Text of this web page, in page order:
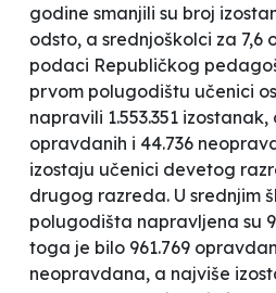
godine smanjili su broj
odsto, a srednjoškolci za 7,6
podaci Republičkog
prvom polugodištu učenici
napravili 1.553.351
opravdanih i 44.736
izostaju učenici devetog
drugog razreda. U srednjim
polugodišta napravljena su
toga je bilo 961.769
neopravdana, a najviše